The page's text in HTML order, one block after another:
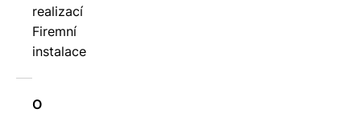
realizací
Firemní
instalace
O